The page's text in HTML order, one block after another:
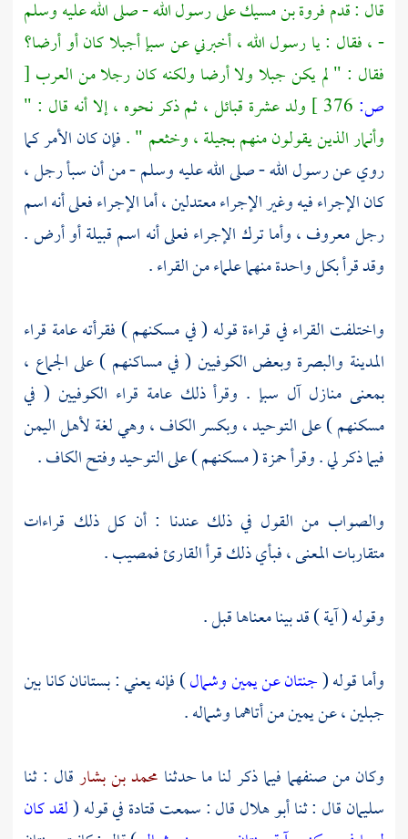
قال : قدم فروة بن مسيك على رسول الله - صلى الله عليه وسلم
- ، فقال : يا رسول الله ، أخبرني عنسبإأجبلا كان أو أرضا؟
فقال : " لم يكن جبلا ولا أرضا ولكنه كان رجلا من العرب [
ص:
ولد عشرة قبائل ، ثم ذكر نحوه ، إلا أنه قال : "
وأنمارالذين يقولون منهمبجيلة ،وخثعم " .فإن كان الأمر كما
روي عن رسول الله - صلى الله عليه وسلم - من أنسبأرجل ،
كان الإجراء فيه وغير الإجراء معتدلين ، أما الإجراء فعلى أنه اسم
رجل معروف ، وأما ترك الإجراء فعلى أنه اسم قبيلة أو أرض .
وقد قرأ بكل واحدة منهما علماء من القراء .
واختلفت القراء في قراءة قوله ( في مسكنهم ) فقرأته عامة قراء
المدينة والبصرة وبعض الكوفيين ( في مساكنهم ) على الجماع ،
بمعنى منازلآل سبإ . وقرأ ذلك عامة قراء الكوفيين ( في
مسكنهم ) على التوحيد ، وبكسر الكاف ، وهي لغةلأهلاليمن
فيما ذكر لي . وقرأحمزة( مسكنهم ) على التوحيد وفتح الكاف .
والصواب من القول في ذلك عندنا : أن كل ذلك قراءات
متقاربات المعنى ، فبأي ذلك قرأ القارئ فمصيب .
وقوله ( آية ) قد بينا معناها قبل .
وأما قوله (جنتان عن يمين وشمال) فإنه يعني : بستانان كانا بين
جبلين ، عن يمين من أتاهما وشماله .
وكان من صنفهما فيما ذكر لنا ما حدثنا محمد بن بشارقال : ثنا
سليمانقال : ثناأبو هلالقال : سمعتقتادةفي قوله (لقد كان